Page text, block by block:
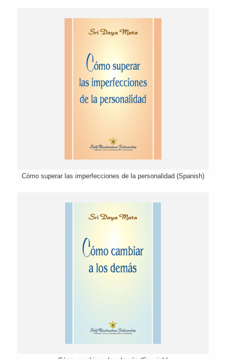
Cómo superar las imperfecciones de la personalidad (Spanish)